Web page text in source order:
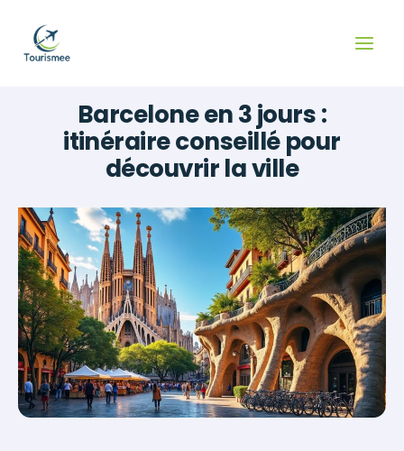
contenu
Barcelone en 3 jours :
itinéraire conseillé pour
découvrir la ville